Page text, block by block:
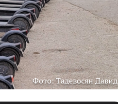
Фото: Тадевосян Давид